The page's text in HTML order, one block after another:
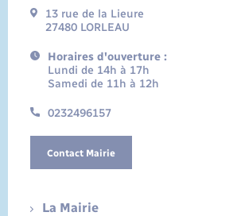
13 rue de la Lieure
27480 LORLEAU
Horaires d'ouverture :
Lundi de 14h à 17h
Samedi de 11h à 12h
0232496157
Contact Mairie
La Mairie